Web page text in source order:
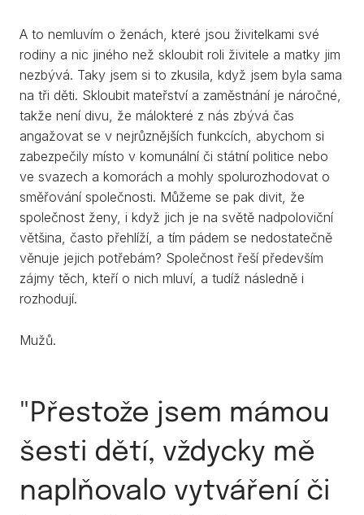
A to nemluvím o ženách, které jsou živitelkami své
rodiny a nic jiného než skloubit roli živitele a matky jim
nezbývá. Taky jsem si to zkusila, když jsem byla sama
na tři děti. Skloubit mateřství a zaměstnání je náročné,
takže není divu, že málokteré z nás zbývá čas
angažovat se v nejrůznějších funkcích, abychom si
zabezpečily místo v komunální či státní politice nebo
ve svazech a komorách a mohly spolurozhodovat o
směřování společnosti. Můžeme se pak divit, že
společnost ženy, i když jich je na světě nadpoloviční
většina, často přehlíží, a tím pádem se nedostatečně
věnuje jejich potřebám? Společnost řeší především
zájmy těch, kteří o nich mluví, a tudíž následně i
rozhodují.
Mužů.
"Přestože jsem mámou
šesti dětí, vždycky mě
naplňovalo vytváření či